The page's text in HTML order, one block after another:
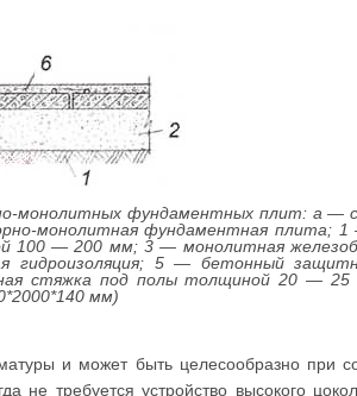
монолитных фундаментных плит: а —
монолитная фундаментная плита;
100 — 200 мм; 3 — монолитная
5 — бетонный
стяжка под полы толщиной 20 —
мм)
и может быть целесообразно при
не требуется устройство высокого